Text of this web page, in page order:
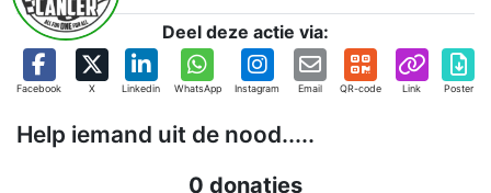
Deel deze actie via:
Facebook X Linkedin WhatsApp Instagram Email QR-code Link Poster
Help iemand uit de nood.....
0 donaties